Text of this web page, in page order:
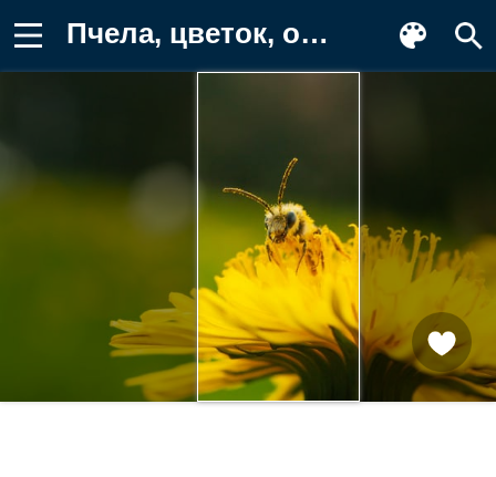
Пчела, цветок, одуванчик, природа Фото